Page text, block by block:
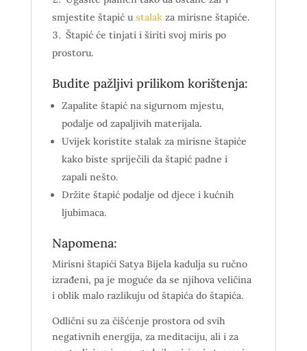
smjestite štapić u stalakza mirisne štapiće.
Štapić će tinjati i širiti svoj miris po
prostoru.
Budite pažljivi prilikom korištenja:
Zapalite štapić na sigurnom mjestu,
podalje od zapaljivih materijala.
Uvijek koristite stalak za mirisne štapiće
kako biste spriječili da štapić padne i
zapali nešto.
Držite štapić podalje od djece i kućnih
ljubimaca.
Napomena:
Mirisni štapići Satya Bijela kadulja su ručno
izrađeni, pa je moguće da se njihova veličina
i oblik malo razlikuju od štapića do štapića.
Odlični su za čišćenje prostora od svih
negativnih energija, za meditaciju, ali i za